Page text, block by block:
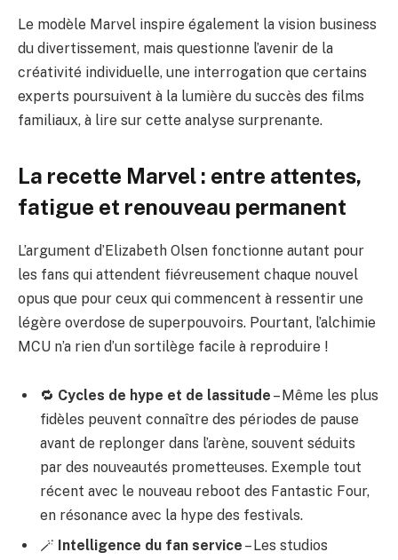
Le modèle Marvel inspire également la vision business
du divertissement, mais questionne l’avenir de la
créativité individuelle, une interrogation que certains
experts poursuivent à la lumière du succès des films
familiaux, à lire sur cette analyse surprenante.
La recette Marvel : entre attentes,
fatigue et renouveau permanent
L’argument d’Elizabeth Olsen fonctionne autant pour
les fans qui attendent fiévreusement chaque nouvel
opus que pour ceux qui commencent à ressentir une
légère overdose de superpouvoirs. Pourtant, l’alchimie
MCU n’a rien d’un sortilège facile à reproduire !
🔁 Cycles de hype et de lassitude – Même les plus
fidèles peuvent connaître des périodes de pause
avant de replonger dans l’arène, souvent séduits
par des nouveautés prometteuses. Exemple tout
récent avec le nouveau reboot des Fantastic Four,
en résonance avec la hype des festivals.
🪄 Intelligence du fan service – Les studios